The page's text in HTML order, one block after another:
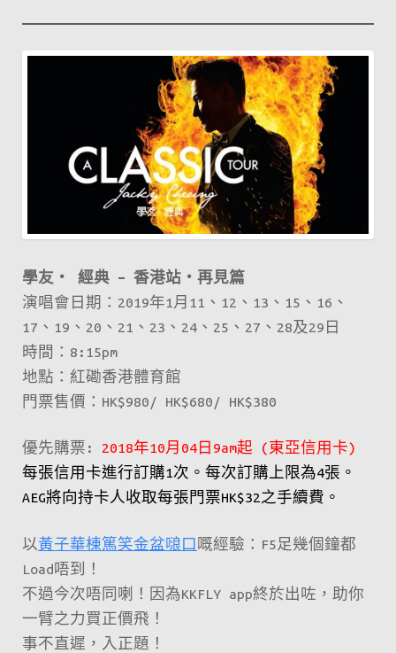
學友‧ 經典 – 香港站‧再見篇
演唱會日期：2019年1月11、12、13、15、16、
17、19、20、21、23、24、25、27、28及29日
時間：8:15pm
地點：紅磡香港體育館
門票售價：HK$980/ HK$680/ HK$380
優先購票: 2018年10月04日9am起 (東亞信用卡)
每張信用卡進行訂購1次。每次訂購上限為4張。
AEG將向持卡人收取每張門票HK$32之手續費。
以黃子華棟篤笑金盆𠺘口 嘅經驗：F5足幾個鐘都
Load唔到！
不過今次唔同喇！因為KKFLY app終於出咗，助你
一臂之力買正價飛！
事不直遲，入正題！